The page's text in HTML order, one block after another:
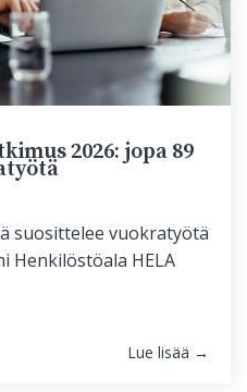
2026: jopa 89
suosittelee vuokratyötä
Henkilöstöala HELA
Lue lisää →